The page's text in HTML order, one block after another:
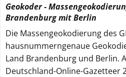
Geokoder -
Brandenburg mit Berlin
Die Massengeokodierung des
hausnummerngenaue
Land Brandenburg und Berlin.
Deutschland-Online-Gazetteer